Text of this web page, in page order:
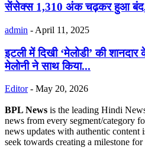
सेंसेक्स 1,310 अंक चढ़कर हुआ बंद,
admin - April 11, 2025
इटली में दिखी ‘मेलोडी’ की
मेलोनी ने साथ किया...
Editor - May 20, 2026
BPL News is the leading Hindi
news from every segment/category
news updates with authentic content
seek towards creating a milestone for